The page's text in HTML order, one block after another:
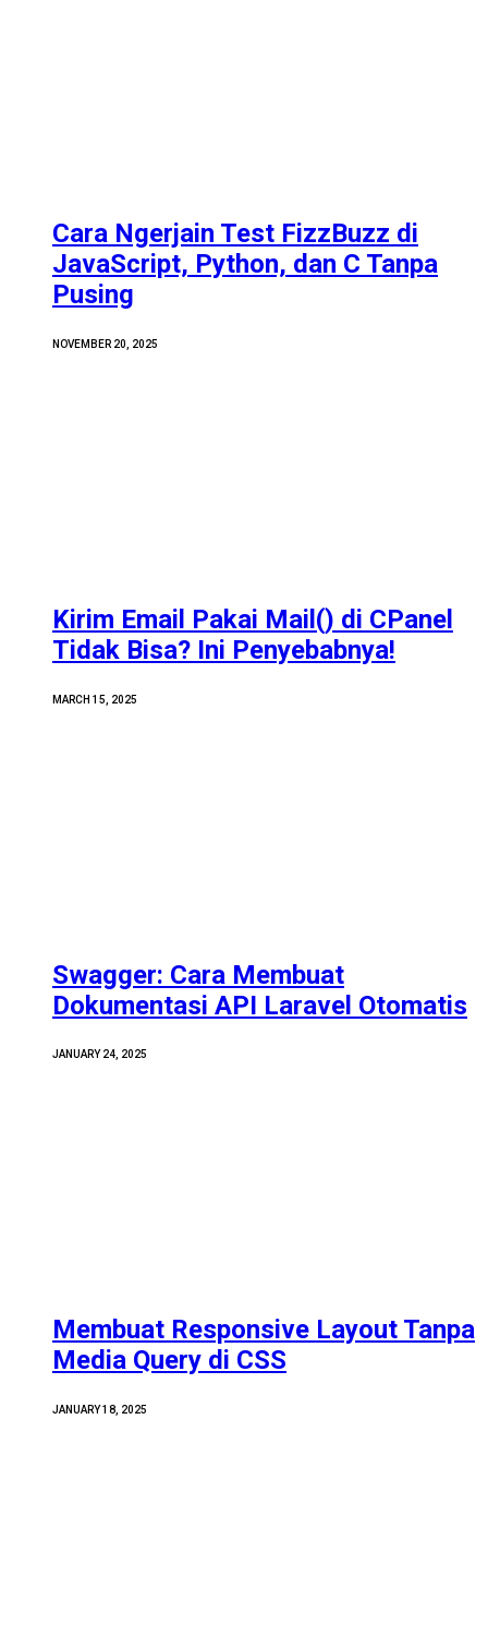
Cara Ngerjain Test FizzBuzz di
JavaScript, Python, dan C Tanpa
Pusing
NOVEMBER 20, 2025
Kirim Email Pakai Mail() di CPanel
Tidak Bisa? Ini Penyebabnya!
MARCH 15, 2025
Swagger: Cara Membuat
Dokumentasi API Laravel Otomatis
JANUARY 24, 2025
Membuat Responsive Layout Tanpa
Media Query di CSS
JANUARY 18, 2025